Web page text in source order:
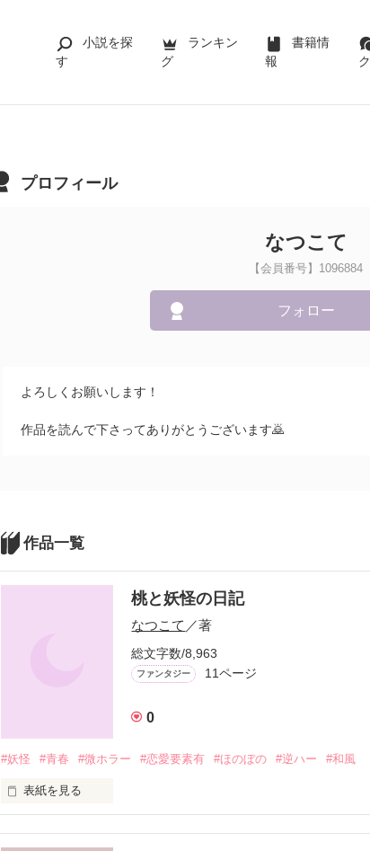
小説を探
す
ランキン
グ
書籍情
報
ク
プロフィール
なつこて
【会員番号】1096884
フォロー
よろしくお願いします！
作品を読んで下さってありがとうございます🙇
作品一覧
桃と妖怪の日記
なつこて ／著
総文字数/8,963
ファンタジー 11ページ
0
#妖怪 #青春 #微ホラー #恋愛要素有 #ほのぼの #逆ハー #和風
表紙を見る